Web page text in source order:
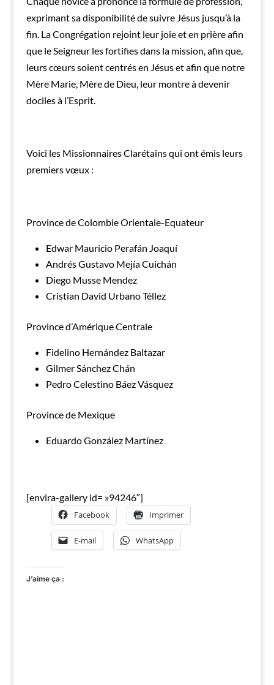
exprimant sa disponibilité de suivre Jésus jusqu’à la
fin. La Congrégation rejoint leur joie et en prière afin
que le Seigneur les fortifies dans la mission, afin que,
leurs cœurs soient centrés en Jésus et afin que notre
Mère Marie, Mère de Dieu, leur montre à devenir
dociles à l’Esprit.
Voici les Missionnaires Clarétains qui ont émis leurs
premiers vœux :
Province de Colombie Orientale-Equateur
Edwar Mauricio Perafán Joaquí
Andrés Gustavo Mejía Cuichán
Diego Musse Mendez
Cristian David Urbano Téllez
Province d’Amérique Centrale
Fidelino Hernández Baltazar
Gilmer Sánchez Chán
Pedro Celestino Báez Vásquez
Province de Mexique
Eduardo González Martínez
[envira-gallery id= »94246″]
Facebook Imprimer
E-mail WhatsApp
J’aime ça :